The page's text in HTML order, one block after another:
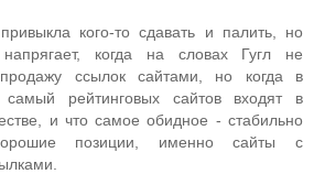
кого-то сдавать и палить, но
когда на словах Гугл не
ссылок сайтами, но когда в
рейтинговых сайтов входят в
и что самое обидное - стабильно
позиции, именно сайты с